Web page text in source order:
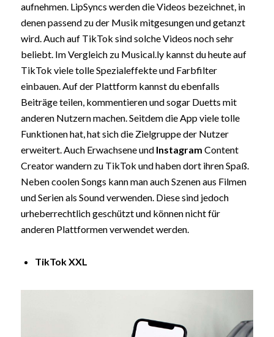
aufnehmen. LipSyncs werden die Videos bezeichnet, in
denen passend zu der Musik mitgesungen und getanzt
wird. Auch auf TikTok sind solche Videos noch sehr
beliebt. Im Vergleich zu Musical.ly kannst du heute auf
TikTok viele tolle Spezialeffekte und Farbfilter
einbauen. Auf der Plattform kannst du ebenfalls
Beiträge teilen, kommentieren und sogar Duetts mit
anderen Nutzern machen. Seitdem die App viele tolle
Funktionen hat, hat sich die Zielgruppe der Nutzer
erweitert. Auch Erwachsene und Instagram Content
Creator wandern zu TikTok und haben dort ihren Spaß.
Neben coolen Songs kann man auch Szenen aus Filmen
und Serien als Sound verwenden. Diese sind jedoch
urheberrechtlich geschützt und können nicht für
anderen Plattformen verwendet werden.
TikTok XXL